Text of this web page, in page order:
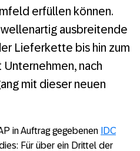
erfüllen können.
ausbreitende
Lieferkette bis hin zum
nach
mit dieser neuen
in Auftrag gegebenen
IDC
Für über ein Drittel der